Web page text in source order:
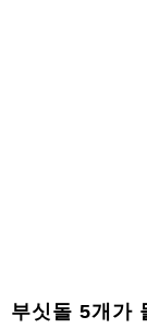
저
부싯돌 5개가